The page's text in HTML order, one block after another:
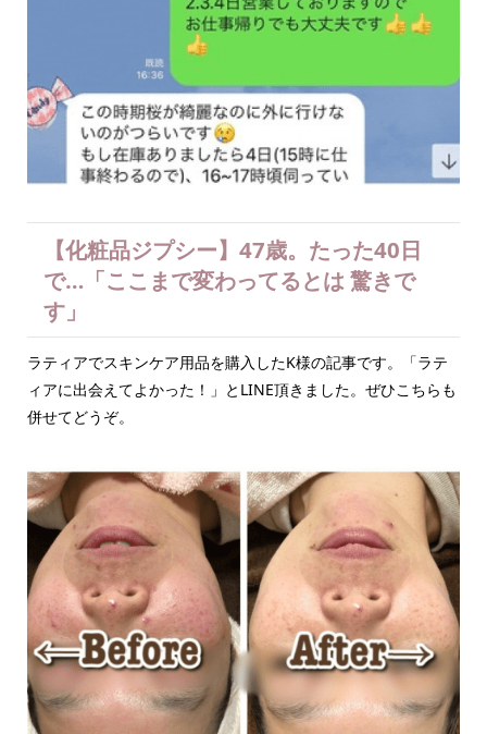
【化粧品ジプシー】47歳。たった40日
で…「ここまで変わってるとは 驚きで
す」
ラティアでスキンケア用品を購入したK様の記事です。「ラテ
ィアに出会えてよかった！」とLINE頂きました。ぜひこちらも
併せてどうぞ。